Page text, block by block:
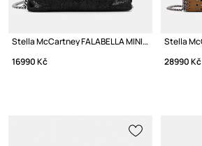
Stella McCartney FALABELLA MINI crossbody kabelka dámská
16990 Kč
28990 Kč